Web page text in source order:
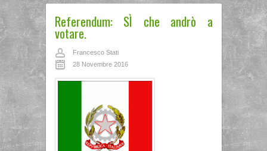
Referendum: SÌ che andrò a
votare.
Francesco Stati
28 Novembre 2016